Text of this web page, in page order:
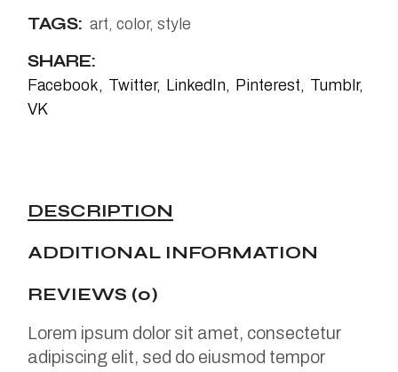
TAGS: art,color,style
SHARE:
Facebook Twitter LinkedIn Pinterest
Tumblr
VK
DESCRIPTION
ADDITIONAL INFORMATION
REVIEWS (0)
Lorem ipsum dolor sit amet, consectetur
adipiscing elit, sed do eiusmod tempor